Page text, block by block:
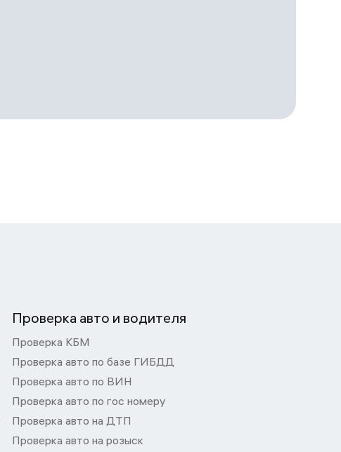
Проверка авто и водителя
Проверка КБМ
Проверка авто по базе ГИБДД
Проверка авто по ВИН
Проверка авто по гос номеру
Проверка авто на ДТП
Проверка авто на розыск